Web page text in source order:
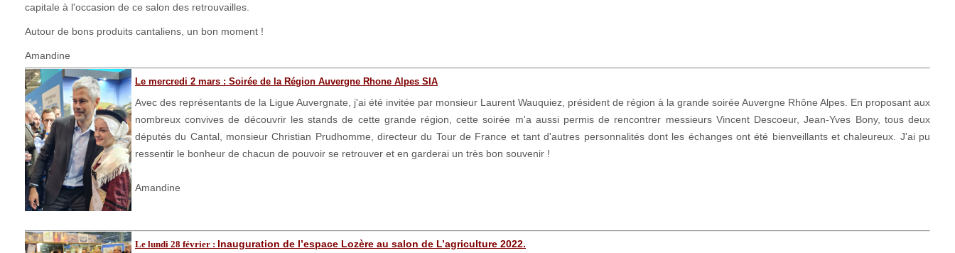
capitale à l'occasion de ce salon des retrouvailles.
Autour de bons produits cantaliens, un bon moment !
Amandine
Le mercredi 2 mars : Soirée de la Région Auvergne Rhone Alpes SIA
Avec des représentants de la Ligue Auvergnate, j'ai été invitée par monsieur Laurent Wauquiez, président de région à la grande soirée Auvergne Rhône Alpes. En proposant aux
nombreux convives de découvrir les stands de cette grande région, cette soirée m'a aussi permis de rencontrer messieurs Vincent Descoeur, Jean-Yves Bony, tous deux
députés du Cantal, monsieur Christian Prudhomme, directeur du Tour de France et tant d'autres personnalités dont les échanges ont été bienveillants et chaleureux. J'ai pu
ressentir le bonheur de chacun de pouvoir se retrouver et en garderai un très bon souvenir !
Amandine
Le lundi 28 février : Inauguration de l’espace Lozère au salon de L’agriculture 2022.